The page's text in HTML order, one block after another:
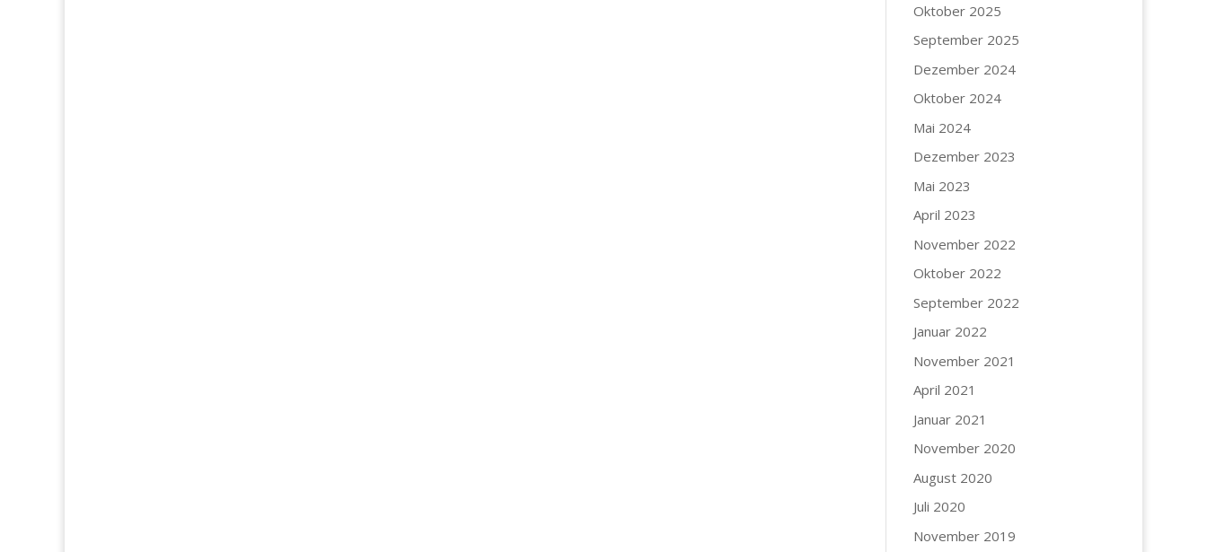
Oktober 2025
September 2025
Dezember 2024
Oktober 2024
Mai 2024
Dezember 2023
Mai 2023
April 2023
November 2022
Oktober 2022
September 2022
Januar 2022
November 2021
April 2021
Januar 2021
November 2020
August 2020
Juli 2020
November 2019